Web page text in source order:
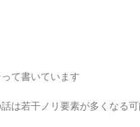
て書いています
は若干ノリ要素が多くなる